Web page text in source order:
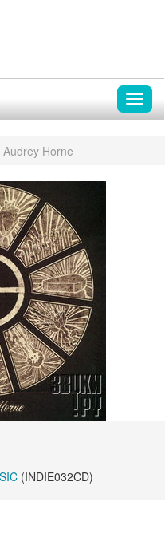
Audrey Horne
(INDIE032CD)